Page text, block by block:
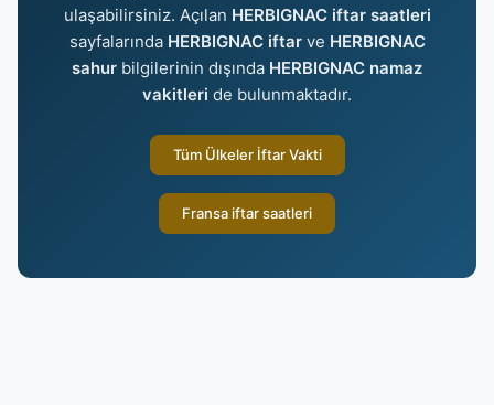
ulaşabilirsiniz. Açılan HERBIGNAC iftar saatleri
sayfalarında HERBIGNAC iftarve HERBIGNAC
sahur bilgilerinin dışında HERBIGNAC namaz
vakitleri de bulunmaktadır.
Tüm Ülkeler İftar Vakti
Fransa iftar saatleri